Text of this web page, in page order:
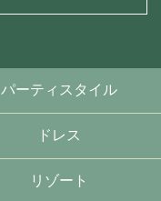
パーティスタイル
ドレス
リゾート